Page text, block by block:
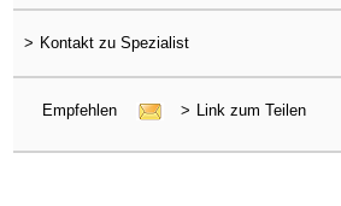
> Kontakt zu Spezialist
Empfehlen > Link zum Teilen